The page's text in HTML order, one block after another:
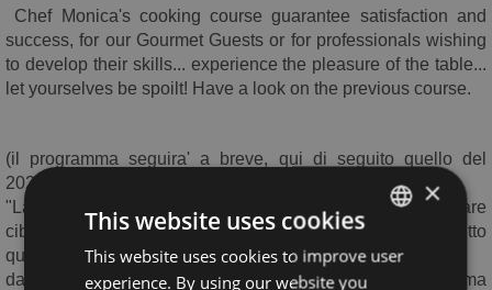
Chef Monica's cooking course guarantee satisfaction and
success, for our Gourmet Guests or for professionals wishing
to develop their skills... experience the pleasure of the table...
let yourselves be spoilt! Have a look on the previous course.
(il programma seguira' a breve, qui di seguito quello del
2025):
"La mia squisita cucina, sana e generosa", ovvero: preparare
cibi sani , gustosi, rispettosi e senza sprechi usando tutto
quello che c'e' in casa e nei dintorni.
dal 17 al 21 Settembre, per massimo 8 partecipanti, conferma
ITALIAN
×
This website uses cookies
This website uses cookies to improve user
experience. By using our website you